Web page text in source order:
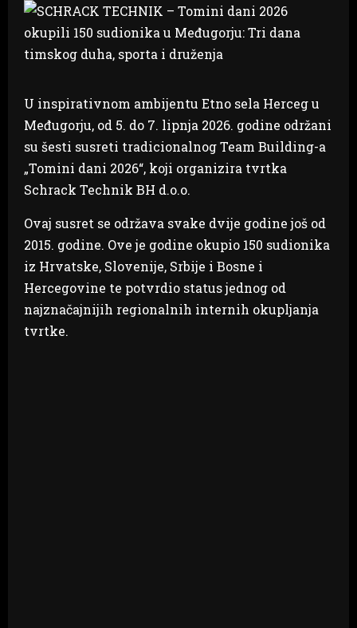
U inspirativnom ambijentu Etno sela Herceg u
Međugorju, od 5. do 7. lipnja 2026. godine održani
su šesti susreti tradicionalnog Team Building-a
„Tomini dani 2026“, koji organizira tvrtka
Schrack Technik BH d.o.o.
Ovaj susret se održava svake dvije godine još od
2015. godine. Ove je godine okupio 150 sudionika
iz Hrvatske, Slovenije, Srbije i Bosne i
Hercegovine te potvrdio status jednog od
najznačajnijih regionalnih internih okupljanja
tvrtke.